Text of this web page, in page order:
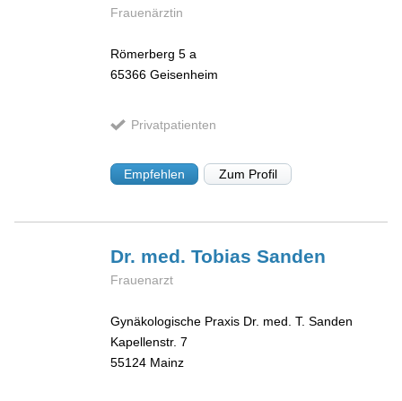
Frauenärztin
Römerberg 5 a
65366 Geisenheim
Privatpatienten
Empfehlen Zum Profil
Dr. med. TobiasSanden
Frauenarzt
Gynäkologische Praxis Dr. med. T. Sanden
Kapellenstr. 7
55124 Mainz